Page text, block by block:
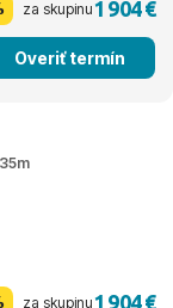
za skupinu1 904 €
Overiť termín
za skupinu1 904 €